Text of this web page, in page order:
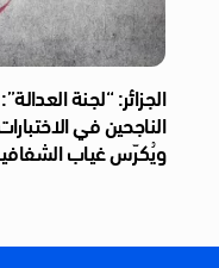
الجزائر: “لجنة
الناجحين في
ويُكرّس غياب